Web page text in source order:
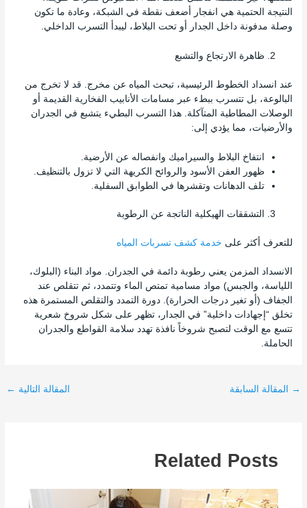
النتيجة الحتمية هي انفجار أضعف نقطة في الشبكة، وعادة ما تكون
وصلة مدفونة داخل الجدار أو تحت البلاط، ليبدأ التسرب الداخلي.
ظاهرة الارتجاع والتشبع
عند انسداد الخطوط الرئيسية، تبحث المياه عن مخرج. قد لا تخرج من
البالوعة، بل تتسرب ببطء عبر مسامات الأنابيب الفخارية القديمة أو
الوصلات المطاطية المتآكلة. هذا التسرب البطيء يتشبع في الجدران
والأرضيات، مما يؤدي إلى:
انتفاخ البلاط والسيراميك وانفصاله عن الأرضية.
ظهور العفن الأسود والروائح الكريهة التي لا تزول بالتنظيف.
تلف الدهانات وتقشرها في الطوابق السفلية.
التشققات الهيكلية الناتجة عن الرطوبة
للتعرف أكثر على خدمة كشف تسربات المياه
الانسداد المزمن يعني رطوبة دائمة في الجدران. مواد البناء (البلوك،
اللياسة، والجبس) مواد مسامية تمتص الماء وتتمدد، ثم تتقلص عند
الجفاف (أو تغير درجات الحرارة). دورة التمدد والتقلص المستمرة هذه
تخلق “إجهادات داخلية” في الجدار، تظهر على شكل شروخ شعرية
تتسع مع الوقت لتصبح شروخاً نافذة تهدد سلامة القواطع والجدران
الحاملة.
→ المقالة السابقة المقالة التالية ←
Related Posts